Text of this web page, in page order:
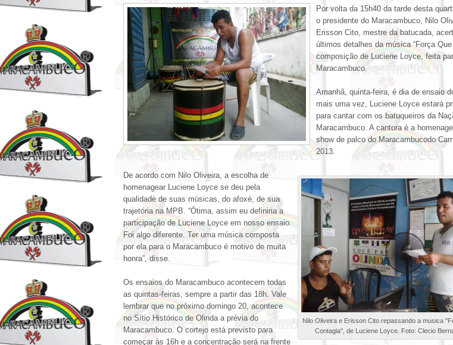
Por volta da 15h40 da tarde desta
o presidente do Maracambuco, Nilo
Erisson Cito, mestre da batucada,
últimos detalhes da música “Força Que
composição de Luciene Loyce, feita
Maracambuco.
Amanhã, quinta-feira, é dia de ensaio
mais uma vez, Luciene Loyce estará
para cantar com os batuqueiros da
Maracambuco. A cantora é a
show de palco do Maracambucodo
2013.
Nilo Oliveira e Erisson Cito repassando a musica
Contagia'', de Luciene Loyce. Foto: Clecio
De acordo com Nilo Oliveira, a escolha de
homenagear Luciene Loyce se deu pela
qualidade de suas músicas, do afoxé, de sua
trajetória na MPB. “Ótima, assim eu definiria a
participação de Luciene Loyce em nosso ensaio.
Foi algo diferente. Ter uma música composta
por ela para o Maracambuco é motivo de muita
honra”, disse.
Os ensaios do Maracambuco acontecem todas
as quintas-feiras, sempre a partir das 18h. Vale
lembrar que no próximo domingo 20, acontece
no Sítio Histórico de Olinda a prévia do
Maracambuco. O cortejo está previsto para
começar às 16h e a concentração será na frente